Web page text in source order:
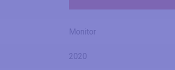
Monitor
2020